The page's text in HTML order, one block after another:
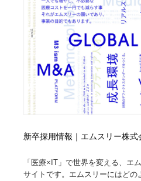
新卒採用情報｜エムスリー株式
「医療×IT」で世界を変える、エ
サイトです。エムスリーにはどの